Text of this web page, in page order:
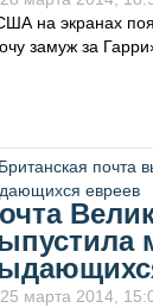
на экранах
замуж за
25 марта 2014,